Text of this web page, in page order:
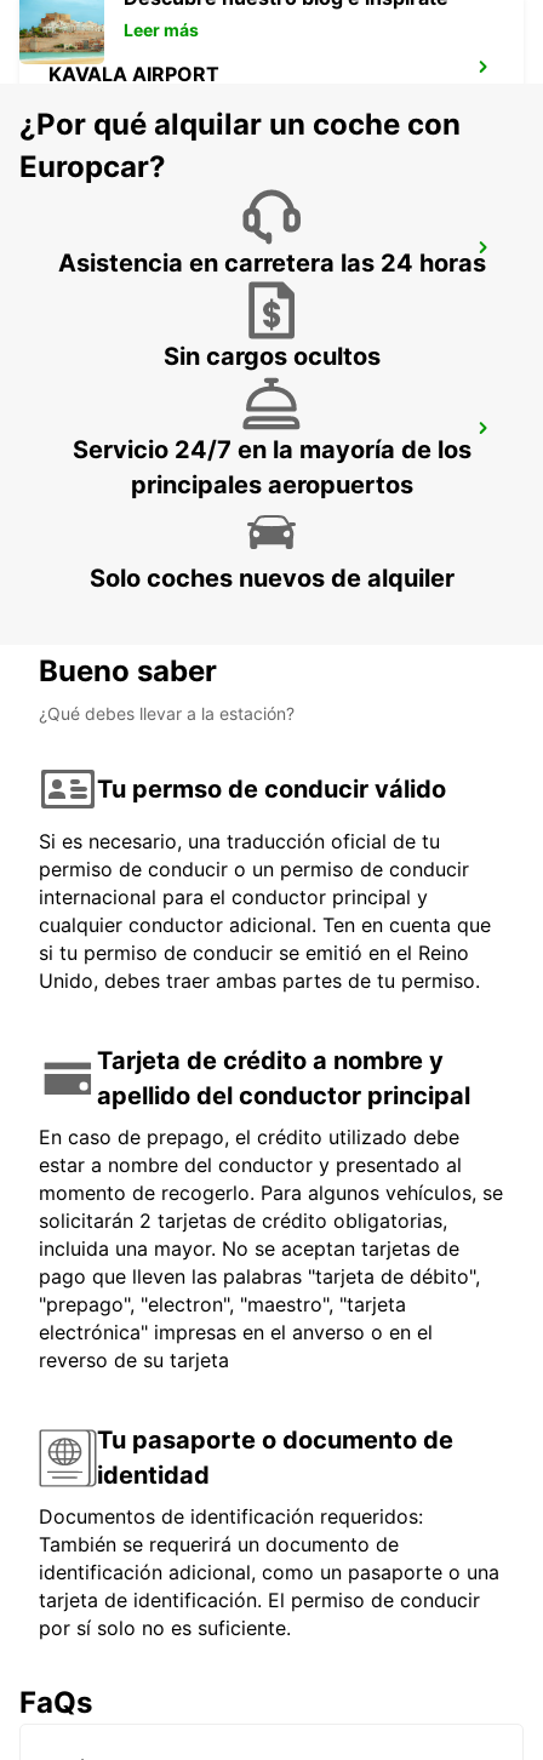
KAVALA AIRPORT
KAVALA CITY
CHIOS PORT
CHIOS - GREECE
Leer más
¿Por qué alquilar un coche con
Europcar?
Asistencia en carretera las 24 horas
Sin cargos ocultos
Servicio 24/7 en la mayoría de los
principales aeropuertos
Solo coches nuevos de alquiler
Bueno saber
¿Qué debes llevar a la estación?
Tu permso de conducir válido
Si es necesario, una traducción oficial de tu
permiso de conducir o un permiso de conducir
internacional para el conductor principal y
cualquier conductor adicional. Ten en cuenta que
si tu permiso de conducir se emitió en el Reino
Unido, debes traer ambas partes de tu permiso.
Tarjeta de crédito a nombre y
apellido del conductor principal
En caso de prepago, el crédito utilizado debe
estar a nombre del conductor y presentado al
momento de recogerlo. Para algunos vehículos, se
solicitarán 2 tarjetas de crédito obligatorias,
incluida una mayor. No se aceptan tarjetas de
pago que lleven las palabras "tarjeta de débito",
"prepago", "electron", "maestro", "tarjeta
electrónica" impresas en el anverso o en el
reverso de su tarjeta
Tu pasaporte o documento de
identidad
Documentos de identificación requeridos:
También se requerirá un documento de
identificación adicional, como un pasaporte o una
tarjeta de identificación. El permiso de conducir
por sí solo no es suficiente.
FaQs